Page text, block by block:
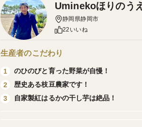
Uminekoほりのう
静岡県静岡市
22いいね
生産者のこだわり
1
のひのびと育った野菜が自慢！
2
歴史ある枝豆農家です！
3
自家製紅はるかの干し芋は絶品！